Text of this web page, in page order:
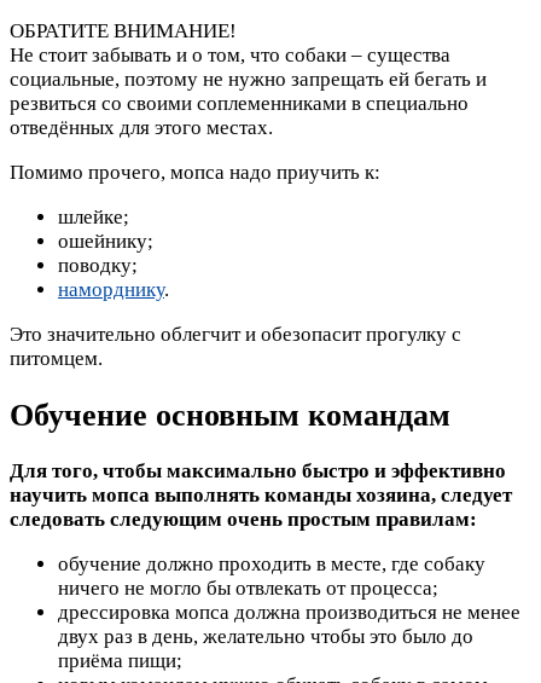
ОБРАТИТЕ ВНИМАНИЕ!
Не стоит забывать и о том, что собаки – существа
социальные, поэтому не нужно запрещать ей бегать и
резвиться со своими соплеменниками в специально
отведённых для этого местах.
Помимо прочего, мопса надо приучить к:
шлейке;
ошейнику;
поводку;
наморднику.
Это значительно облегчит и обезопасит прогулку с
питомцем.
Обучение основным командам
Для того, чтобы максимально быстро и эффективно
научить мопса выполнять команды хозяина, следует
следовать следующим очень простым правилам:
обучение должно проходить в месте, где собаку
ничего не могло бы отвлекать от процесса;
дрессировка мопса должна производиться не менее
двух раз в день, желательно чтобы это было до
приёма пищи;